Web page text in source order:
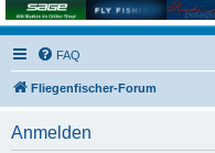
FAQ
Fliegenfischer-Forum
Anmelden